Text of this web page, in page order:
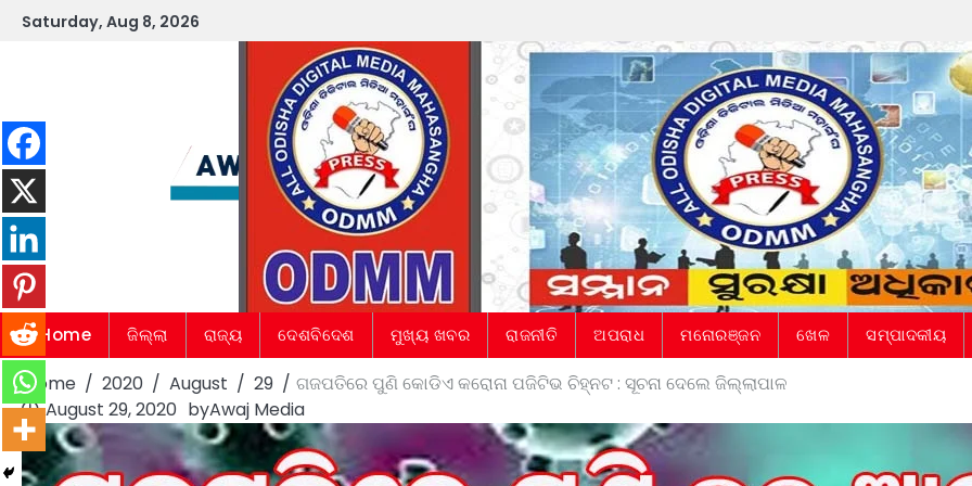
SkipSaturday, Aug 8, 2026
Home ଜିଲ୍ଲା ରାଜ୍ୟ ଦେଶବିଦେଶ ମୁଖ୍ୟ ଖବର ରାଜନୀତି ଅପରାଧ ମନୋରଞ୍ଜନ ଖେଳ ସମ୍ପାଦକୀୟ
Home 2020 August 29
ଗଜପତିରେ ପୁଣି କୋଡିଏ କରୋନା ପଜିଟିଭ ଚିହ୍ନଟ : ସୂଚନା ଦେଲେ ଜିଲ୍ଲାପାଳ
August 29, 2020 byAwaj Media